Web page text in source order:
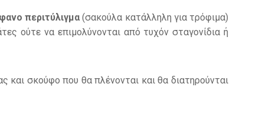
περιτύλιγμα (σακούλα κατάλληλη για τρόφιμα)
ούτε να επιμολύνονται από τυχόν σταγονίδια ή
και σκούφο που θα πλένονται και θα διατηρούνται